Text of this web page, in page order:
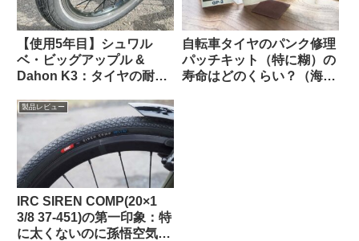
【使用5年目】シュワル
ベ・ビッグアップル &
Dahon K3：タイヤの耐久
あったか
自転車タイヤのパンク修理
パッチキット（特に糊）の
寿命はどのくらい？（海外
製品レビュー
IRC SIREN COMP(20×1
3/8 37-451)の第一印象：特
に太くないのに孫悟空気分